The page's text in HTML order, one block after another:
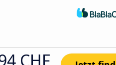
CHF